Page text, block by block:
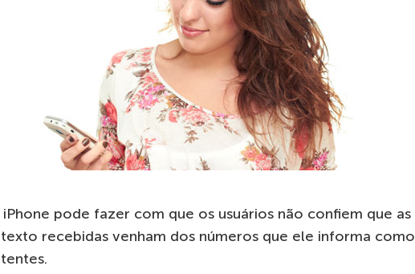
pode fazer com que os usuários não confiem que as
recebidas venham dos números que ele informa como